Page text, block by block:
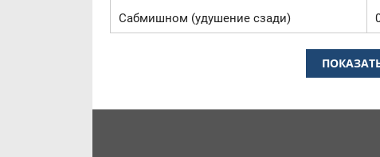
Сабмишном (удушение сзади)